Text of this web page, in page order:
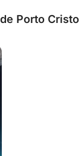
Porto Cristo